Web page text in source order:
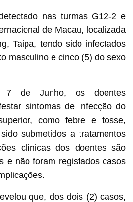
nas turmas G12-2 e
de Macau, localizada
Taipa, tendo sido infectados
masculino e cinco (5) do sexo
de Junho, os doentes
sintomas de infecção do
como febre e tosse,
submetidos a tratamentos
clínicas dos doentes são
e não foram registados casos
que, dos dois (2) casos,